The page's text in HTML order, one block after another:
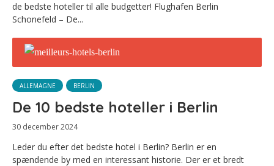
de bedste hoteller til alle budgetter! Flughafen Berlin
Schonefeld – De...
ALLEMAGNE BERLIN
De 10 bedste hoteller i Berlin
30 december 2024
Leder du efter det bedste hotel i Berlin? Berlin er en
spændende by med en interessant historie. Der er et bredt